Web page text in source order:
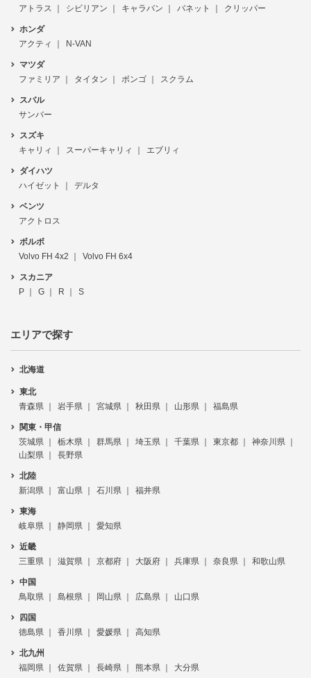
アトラス
シビリアン キャラバン バネット クリッパー
ホンダ
アクティ
N-VAN
マツダ
ファミリア
タイタン ボンゴ スクラム
スバル
サンバー
スズキ
キャリィ
スーパーキャリィ エブリィ
ダイハツ
ハイゼット
デルタ
ベンツ
アクトロス
ボルボ
Volvo FH 4x2
Volvo FH 6x4
スカニア
P
G R S
エリアで探す
北海道
東北
青森県
岩手県 宮城県 秋田県 山形県 福島県
関東・甲信
茨城県
栃木県 群馬県 埼玉県 千葉県 東京都
神奈川県
山梨県
長野県
北陸
新潟県
富山県 石川県 福井県
東海
岐阜県
静岡県 愛知県
近畿
三重県
滋賀県 京都府 大阪府 兵庫県 奈良県 和歌山県
中国
鳥取県
島根県 岡山県 広島県 山口県
四国
徳島県
香川県 愛媛県 高知県
北九州
福岡県
佐賀県 長崎県 熊本県 大分県